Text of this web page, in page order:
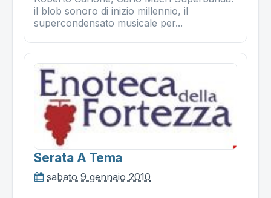
il blob sonoro di inizio millennio, il
supercondensato musicale per...
Serata A Tema
sabato 9 gennaio 2010